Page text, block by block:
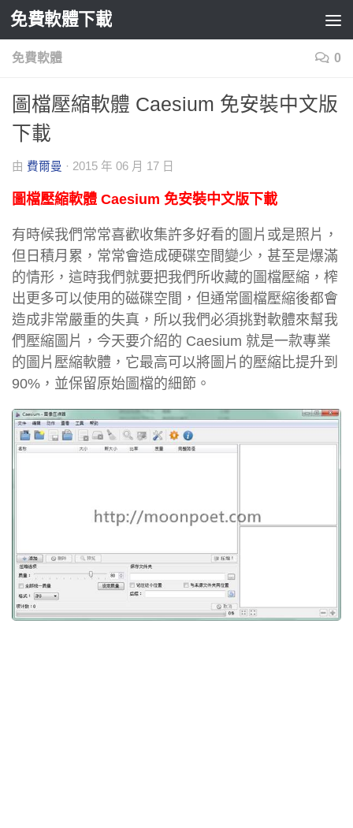
Skip to content
免費軟體下載
免費軟體 0
圖檔壓縮軟體 Caesium 免安裝中文版
下載
由 費爾曼 · 2015 年 06 月 17 日
圖檔壓縮軟體 Caesium 免安裝中文版下載
有時候我們常常喜歡收集許多好看的圖片或是照片，
但日積月累，常常會造成硬碟空間變少，甚至是爆滿
的情形，這時我們就要把我們所收藏的圖檔壓縮，榨
出更多可以使用的磁碟空間，但通常圖檔壓縮後都會
造成非常嚴重的失真，所以我們必須挑對軟體來幫我
們壓縮圖片，今天要介紹的 Caesium 就是一款專業
的圖片壓縮軟體，它最高可以將圖片的壓縮比提升到
90%，並保留原始圖檔的細節。